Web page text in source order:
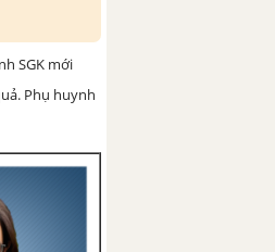
SGK mới
Phụ huynh